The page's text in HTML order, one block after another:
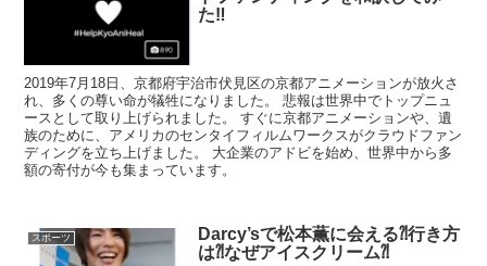
た‼︎
2019年7月18日、京都府宇治市伏見区の京都アニメーションが放火さ
れ、多くの尊い命が犠牲になりました。 悲報は世界中でトップニュ
ースとして取り上げられました。 すぐに京都アニメーションや、遺
族のために、アメリカのセンタイフィルムワークスがクラウドファン
ディングを立ち上げました。 大企業のアドビを始め、世界中から多
額の寄付が今も集まっています。
スポーツ
Darcy’sで松本薫に会える⁈行き方
は⁈なぜアイスクリーム⁈